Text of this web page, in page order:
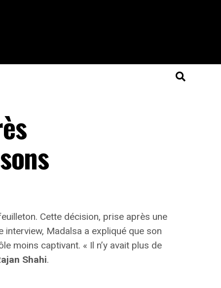
Cette décision, prise après une
interview, Madalsa a expliqué que son
moins captivant. « Il n’y avait plus de
Shahi.